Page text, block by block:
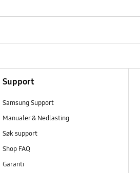
Support
Samsung Support
Manualer & Nedlasting
Søk support
Shop FAQ
Garanti